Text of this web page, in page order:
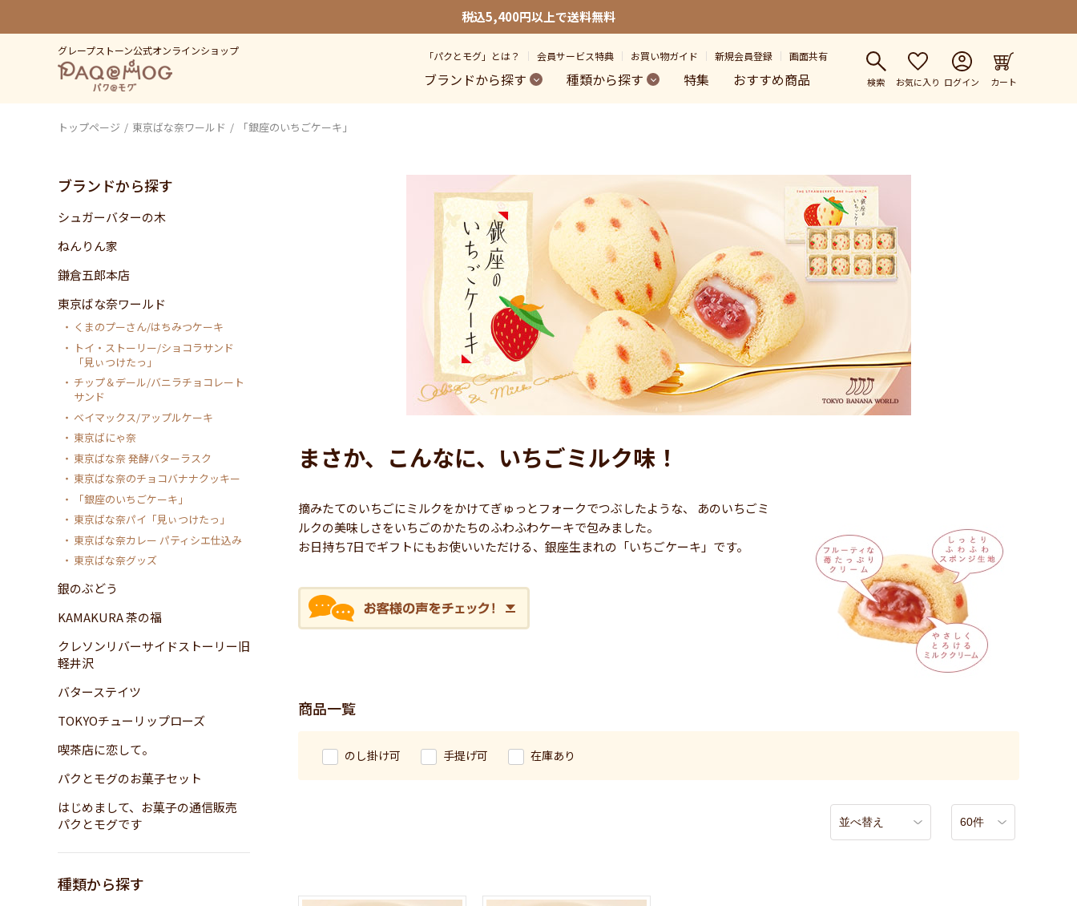
税込5,400円以上で送料無料
グレープストーン公式オンラインショップ 「パクとモグ」とは？ 会員サービス特典 お買い物ガイド 新規会員登録 画面共有
ブランドから探す 種類から探す 特集 おすすめ商品 検索 お気に入り ログイン カート
トップページ 東京ばな奈ワールド 「銀座のいちごケーキ」
ブランドから探す
シュガーバターの木
ねんりん家
鎌倉五郎本店
東京ばな奈ワールド
くまのプーさん/はちみつケーキ
トイ・ストーリー/ショコラサンド
「見ぃつけたっ」
チップ＆デール/バニラチョコレート
サンド
ベイマックス/アップルケーキ
東京ばにゃ奈
東京ばな奈 発酵バターラスク
東京ばな奈のチョコバナナクッキー
「銀座のいちごケーキ」
東京ばな奈パイ「見ぃつけたっ」
東京ばな奈カレー パティシエ仕込み
東京ばな奈グッズ
銀のぶどう
KAMAKURA 茶の福
クレソンリバーサイドストーリー旧
軽井沢
バターステイツ
TOKYOチューリップローズ
喫茶店に恋して。
パクとモグのお菓子セット
はじめまして、お菓子の通信販売
パクとモグです
種類から探す
まさか、こんなに、いちごミルク味！
摘みたてのいちごにミルクをかけてぎゅっとフォークでつぶしたような、 あのいちごミ
ルクの美味しさをいちごのかたちのふわふわケーキで包みました。
お日持ち7日でギフトにもお使いいただける、銀座生まれの「いちごケーキ」です。
商品一覧
のし掛け可 手提げ可 在庫あり